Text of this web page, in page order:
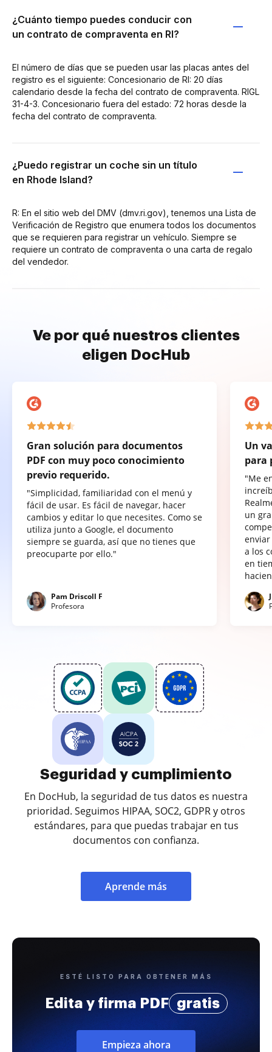
¿Cuánto tiempo puedes conducir con
un contrato de compraventa en RI?
El número de días que se pueden usar las placas antes del
registro es el siguiente: Concesionario de RI: 20 días
calendario desde la fecha del contrato de compraventa. RIGL
31-4-3. Concesionario fuera del estado: 72 horas desde la
fecha del contrato de compraventa.
¿Puedo registrar un coche sin un título
en Rhode Island?
R: En el sitio web del DMV (dmv.ri.gov), tenemos una Lista de
Verificación de Registro que enumera todos los documentos
que se requieren para registrar un vehículo. Siempre se
requiere un contrato de compraventa o una carta de regalo
del vendedor.
Ve por qué nuestros clientes
eligen DocHub
Gran solución para documentos
PDF con muy poco conocimiento
previo requerido.
"Simplicidad, familiaridad con el menú y
fácil de usar. Es fácil de navegar, hacer
cambios y editar lo que necesites. Como se
utiliza junto a Google, el documento
siempre se guarda, así que no tienes que
preocuparte por ello."
Pam Driscoll F
Profesora
Un
para
"Me
un
a los
en
Seguridad y cumplimiento
En DocHub, la seguridad de tus datos es nuestra
prioridad. Seguimos HIPAA, SOC2, GDPR y otros
estándares, para que puedas trabajar en tus
documentos con confianza.
Aprende más
ESTÉ LISTO PARA OBTENER MÁS
Edita y firma PDF gratis
Empieza ahora